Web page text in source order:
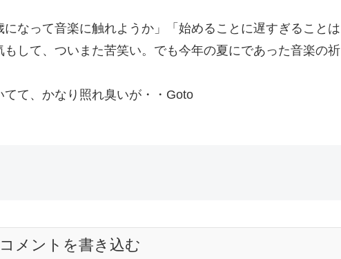
なって音楽に触れようか」「始めることに遅すぎることは
して、ついまた苦笑い。でも今年の夏にであった音楽の祈
て、かなり照れ臭いが・・Goto
コメントを書き込む